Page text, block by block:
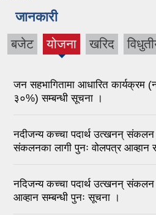
जानकारी
बजेट योजना खरिद
जन सहभागितामा आधारित कार्यक्रम
३०%) सम्बन्धी सूचना ।
नदीजन्य कच्चा पदार्थ उत्खनन्
संकलनका लागी पुनः वोलपत्र आव्हान
नदिजन्य कच्चा पदार्थ उत्खनन् संकलन
आव्हान सम्बन्धी पुनः सूचना ।